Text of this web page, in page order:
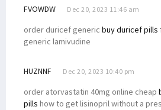
FVOWDW Dec 20, 2023 11:46 am
order duricef generic buy duricef pills
generic lamivudine
HUZNNF Dec 20, 2023 10:40 pm
order atorvastatin 40mg online cheap
pills how to get lisinopril without a